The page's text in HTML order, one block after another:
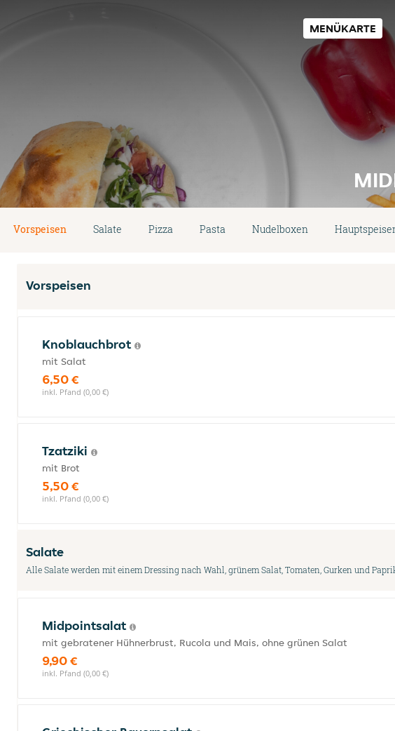
MENÜKARTE
Vorspeisen Salate Pizza Pasta Nudelboxen
Vorspeisen
Knoblauchbrot
mit Salat
6,50 €
inkl. Pfand (0,00 €)
Tzatziki
mit Brot
5,50 €
inkl. Pfand (0,00 €)
Salate
Alle Salate werden mit einem Dressing nach Wahl, grünem Salat, Tomaten, Gurken und
Midpointsalat
mit gebratener Hühnerbrust, Rucola und Mais, ohne grünen Salat
9,90 €
inkl. Pfand (0,00 €)